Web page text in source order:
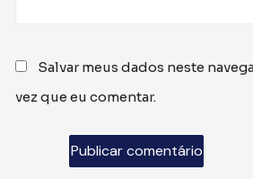
Salvar meus dados neste
vez que eu comentar.